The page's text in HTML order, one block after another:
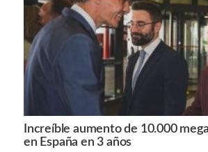
Increíble aumento de 10.000
en España en 3 años